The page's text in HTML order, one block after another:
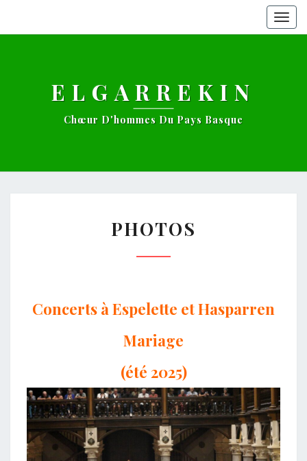
ELGARREKIN
Chœur D'hommes Du Pays Basque
PHOTOS
Concerts à Espelette et Hasparren
Mariage
(été 2025)